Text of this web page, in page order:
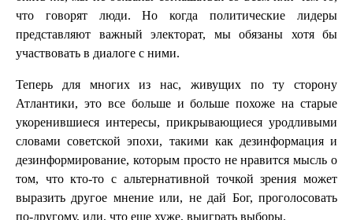
что говорят люди. Но когда политические лидеры
представляют важный электорат, мы обязаны хотя бы
участвовать в диалоге с ними.
Теперь для многих из нас, живущих по ту сторону
Атлантики, это все больше и больше похоже на старые
укоренившиеся интересы, прикрывающиеся уродливыми
словами советской эпохи, такими как дезинформация и
дезинформирование, которым просто не нравится мысль о
том, что кто-то с альтернативной точкой зрения может
выразить другое мнение или, не дай Бог, проголосовать
по-другому, или, что еще хуже, выиграть выборы.